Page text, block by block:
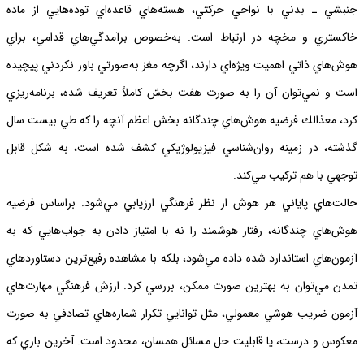
جنبشي ـ بدني با نواحي حركتي، هسته‌هاي قاعده‌اي توده‌هايي از ماده
خاكستري و مخچه در ارتباط است. به‌خصوص برآمدگي‌هاي قدامي، براي
هوش‌هاي ذاتي اهميت ويژه‌اي دارند، اگرچه مغز به‌صورتي باور نكردني پيچيده
است و نمي‌توان آن را به صورت هفت بخش كاملاً تعريف شده، برنامه‌ريزي
كرد، معذالك فرضيه هوش‌هاي چندگانه بخش اعظم آنچه را كه طي بيست سال
گذشته، در زمينه روان‌شناسي فيزيولوژيكي كشف شده است، به شكل قابل
توجهي با هم تركيب مي‌كند.
حالت‌هاي پاياني هر هوش از نظر فرهنگي ارزيابي مي‌شود. براساس فرضيه
هوش‌هاي چندگانه، رفتار هوشمند را نه با امتياز دادن به جواب‌هايي كه به
آزمون‌هاي استاندارد شده داده مي‌شود، بلكه با مشاهده رفيع‌ترين دستاوردهاي
تمدن مي‌توان به بهترين صورت ممكن، بررسي كرد. ارزش فرهنگي مهارت‌هاي
آزمون ضريب هوشي معمولي، مثل توانايي تكرار شماره‌هاي تصادفي به صورت
معكوس و درست، يا قابليت حل مسائل همسان، محدود است. آخرين باري كه